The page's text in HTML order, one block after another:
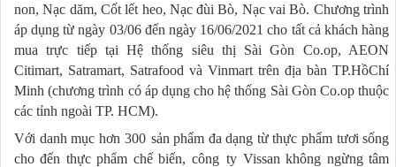
non, Nạc dăm, Cốt lết heo, Nạc đùi Bò, Nạc vai Bò. Chương trình
áp dụng từ ngày 03/06đến ngày 16/06/2021 cho tất cả khách hàng
mua trực tiếp tại Hệ thống siêu thị Sài Gòn Co.op, AEON
Citimart, Satramart, Satrafood và Vinmart trên địa bàn TP.HồChí
Minh (chương trình có áp dụng cho hệ thống Sài Gòn Co.op thuộc
các tỉnh ngoài TP. HCM).
Với danh mục hơn 300 sản phẩm đa dạng từ thực phẩm tươi sống
cho đến thực phẩm chế biến, công ty Vissan không ngừng tâm